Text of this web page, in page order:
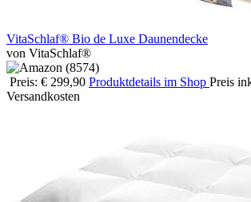
VitaSchlaf® Bio de Luxe Daunendecke
von VitaSchlaf®
Preis: € 299,90 Produktdetails im Shop Preis
Versandkosten